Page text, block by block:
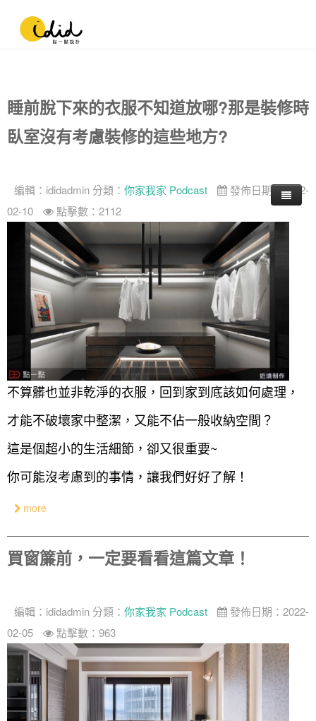
睡前脫下來的衣服不知道放哪?那是裝修時
臥室沒有考慮裝修的這些地方?
編輯： ididadmin 分類： 你家我家 Podcast
發佈日期：2022-
02-10
點擊數：2112
不算髒也並非乾淨的衣服，回到家到底該如何處理，
才能不破壞家中整潔，又能不佔一般收納空間？
這是個超小的生活細節，卻又很重要~
你可能沒考慮到的事情，讓我們好好了解！
more
買窗簾前，一定要看看這篇文章！
編輯： ididadmin 分類： 你家我家 Podcast
發佈日期：2022-
02-05
點擊數：963
找設計師
如何使用點一點
我要裝潢
裝潢計算機
案例分享
類型
居家
面積
人氣推薦
設計好手
設計專欄